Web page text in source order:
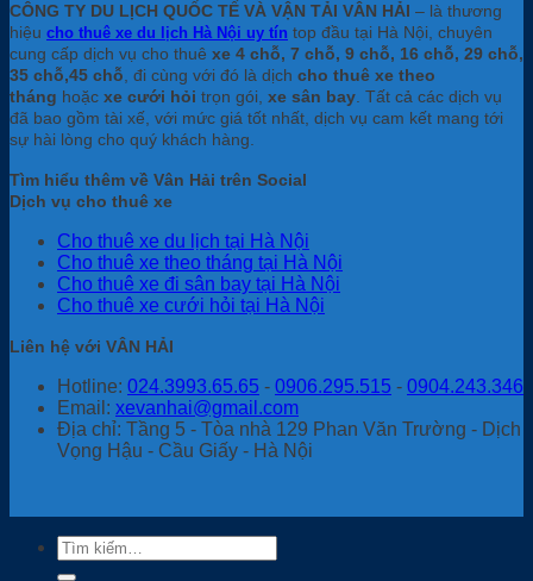
CÔNG TY DU LỊCH QUỐC TẾ VÀ VẬN TẢI VÂN HẢI – là thương
hiệu cho thuê xe du lịch Hà Nội uy tín top đầu tại Hà Nội, chuyên
cung cấp dịch vụ cho thuê xe 4 chỗ, 7 chỗ, 9 chỗ, 16 chỗ, 29 chỗ,
35 chỗ,45 chỗ , đi cùng với đó là dịch cho thuê xe theo
tháng hoặc xe cưới hỏi trọn gói, xe sân bay . Tất cả các dịch vụ
đã bao gồm tài xế, với mức giá tốt nhất, dịch vụ cam kết mang tới
sự hài lòng cho quý khách hàng.
Tìm hiểu thêm về Vân Hải trên Social
Dịch vụ cho thuê xe
Cho thuê xe du lịch tại Hà Nội
Cho thuê xe theo tháng tại Hà Nội
Cho thuê xe đi sân bay tại Hà Nội
Cho thuê xe cưới hỏi tại Hà Nội
Liên hệ với VÂN HẢI
Hotline: 024.3993.65.65 - 0906.295.515 - 0904.243.346
Email: xevanhai@gmail.com
Địa chỉ: Tầng 5 - Tòa nhà 129 Phan Văn Trường - Dịch
Vọng Hậu - Cầu Giấy - Hà Nội
Tìm
kiếm: